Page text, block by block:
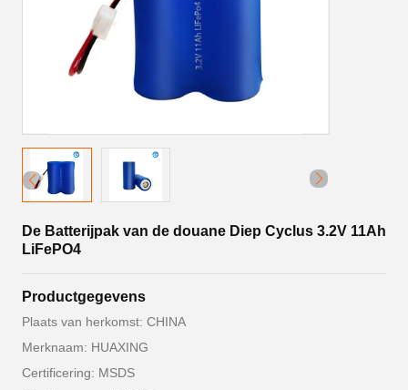
De Batterijpak van de douane Diep Cyclus 3.2V 11Ah
LiFePO4
Productgegevens
Plaats van herkomst: CHINA
Merknaam: HUAXING
Certificering: MSDS